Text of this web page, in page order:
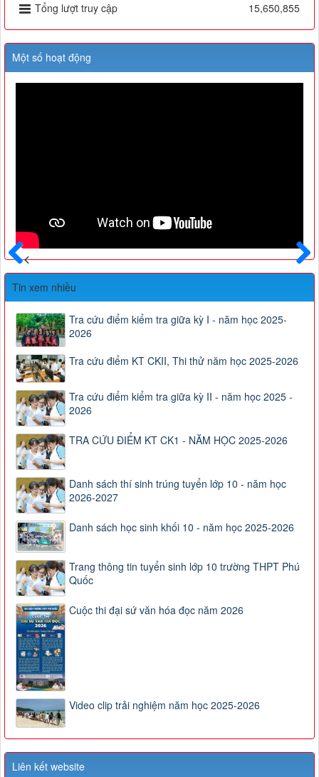
Tổng lượt truy cập
15,650,855
Một số hoạt động
Sau
Trước
Tin xem nhiều
Tra cứu điểm kiểm tra giữa kỳ I - năm học 2025-
2026
Tra cứu điểm KT CKII, Thi thử năm học 2025-2026
Tra cứu điểm kiểm tra giữa kỳ II - năm học 2025 -
2026
TRA CỨU ĐIỂM KT CK1 - NĂM HỌC 2025-2026
Danh sách thí sinh trúng tuyển lớp 10 - năm học
2026-2027
Danh sách học sinh khối 10 - năm học 2025-2026
Trang thông tin tuyển sinh lớp 10 trường THPT Phú
Quốc
Cuộc thi đại sứ văn hóa đọc năm 2026
Video clip trải nghiệm năm học 2025-2026
Liên kết website